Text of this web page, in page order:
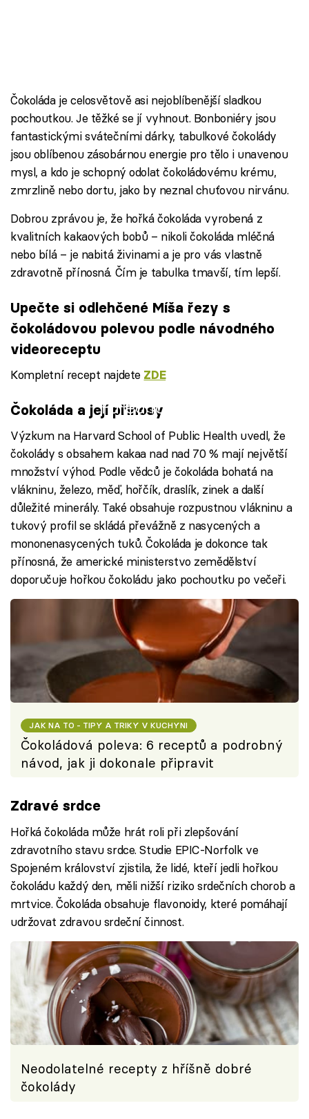
Čokoláda je celosvětově asi nejoblíbenější sladkou
pochoutkou. Je těžké se jí vyhnout. Bonboniéry jsou
fantastickými svátečními dárky, tabulkové čokolády
jsou oblíbenou zásobárnou energie pro tělo i unavenou
mysl, a kdo je schopný odolat čokoládovému krému,
zmrzlině nebo dortu, jako by neznal chuťovou nirvánu.
Dobrou zprávou je, že hořká čokoláda vyrobená z
kvalitních kakaových bobů – nikoli čokoláda mléčná
nebo bílá – je nabitá živinami a je pro vás vlastně
zdravotně přínosná. Čím je tabulka tmavší, tím lepší.
Upečte si odlehčené Míša řezy s
čokoládovou polevou podle návodného
videoreceptu
Kompletní recept najdete ZDE
Failed to fetch
Čokoláda a její přínosy
Výzkum na Harvard School of Public Health uvedl, že
čokolády s obsahem kakaa nad nad 70 % mají největší
množství výhod. Podle vědců je čokoláda bohatá na
vlákninu, železo, měď, hořčík, draslík, zinek a další
důležité minerály. Také obsahuje rozpustnou vlákninu a
tukový profil se skládá převážně z nasycených a
mononenasycených tuků. Čokoláda je dokonce tak
přínosná, že americké ministerstvo zemědělství
doporučuje hořkou čokoládu jako pochoutku po večeři.
JAK NA TO - TIPY A TRIKY V KUCHYNI
Čokoládová poleva: 6 receptů a podrobný
návod, jak ji dokonale připravit
Zdravé srdce
Hořká čokoláda může hrát roli při zlepšování
zdravotního stavu srdce. Studie EPIC-Norfolk ve
Spojeném království zjistila, že lidé, kteří jedli hořkou
čokoládu každý den, měli nižší riziko srdečních chorob a
mrtvice. Čokoláda obsahuje flavonoidy, které pomáhají
udržovat zdravou srdeční činnost.
Neodolatelné recepty z hříšně dobré
čokolády